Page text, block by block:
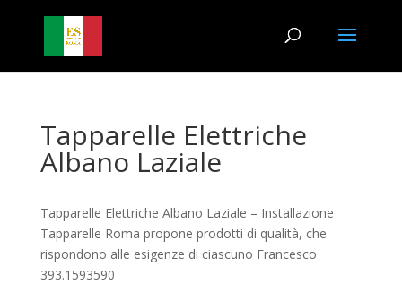
Tapparelle Elettriche
Albano Laziale
Tapparelle Elettriche Albano Laziale – Installazione
Tapparelle Roma propone prodotti di qualità, che
rispondono alle esigenze di ciascuno Francesco
393.1593590